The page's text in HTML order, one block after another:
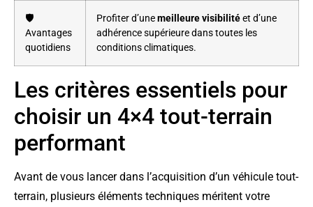
🛡️
Avantages
quotidiens
Profiter d’unemeilleure visibilitéet d’une
adhérence supérieure dans toutes les
conditions climatiques.
Les critères essentiels pour
choisir un 4×4 tout-terrain
performant
Avant de vous lancer dans l’acquisition d’un véhicule tout-
terrain, plusieurs éléments techniques méritent votre